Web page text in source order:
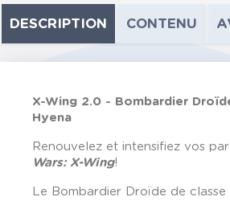
DESCRIPTION CONTENU
X-Wing 2.0 - Bombardier
Hyena
Renouvelez et intensifiez vos
Wars: X-Wing!
Le Bombardier Droïde de classe